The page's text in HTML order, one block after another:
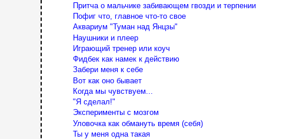
Притча о мальчике забивающем гвозди и терпении
Пофиг что, главное что-то свое
Аквариум "Туман над Янцзы"
Наушники и плеер
Играющий тренер или коуч
Фидбек как намек к действию
Забери меня к себе
Вот как оно бывает
Когда мы чувствуем...
"Я сделал!"
Эксперименты с мозгом
Уловочка как обмануть время (себя)
Ты у меня одна такая